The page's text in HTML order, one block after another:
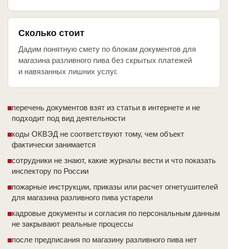
Сколько стоит
Дадим понятную смету по блокам документов для
магазина разливного пива без скрытых платежей
и навязанных лишних услуг.
перечень документов взят из статьи в интернете и не
подходит под вид деятельности
коды ОКВЭД не соответствуют тому, чем объект
фактически занимается
сотрудники не знают, какие журналы вести и что показать
инспектору по России
пожарные инструкции, приказы или расчет огнетушителей
для магазина разливного пива устарели
кадровые документы и согласия по персональным данным
не закрывают реальные процессы
после предписания по магазину разливного пива нет